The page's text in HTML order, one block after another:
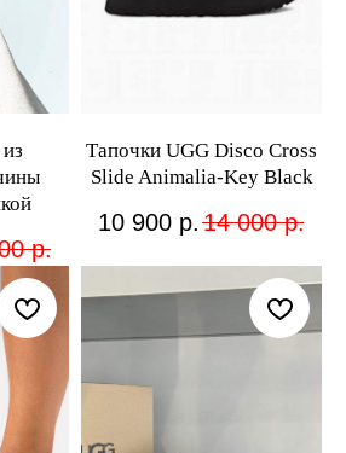
р.
Тапочки UGG Disco Cross
Slide Animalia-Key Black
10 900 р. 14 000 р.